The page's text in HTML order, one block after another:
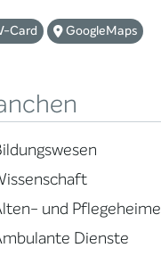
Card GoogleMaps
und Pflegeheime
Dienste